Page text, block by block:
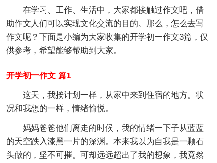
在学习、工作、生活中，大家都接触过作文吧，借
助作文人们可以实现文化交流的目的。那么，怎么去写
作文呢？下面是小编为大家收集的开学初一作文3篇，仅
供参考，希望能够帮助到大家。
开学初一作文 篇1
这天，我按计划一样，从家中来到住宿的地方。状
况和我想的一样，情绪愉悦。
妈妈爸爸他们离走的时候，我的情绪一下子从蓝蓝
的天空跌入漆黑一片的深渊。本来我以为自我是一颗石
头做的，坚不可摧。可却远远超出了我的想象，我竟然